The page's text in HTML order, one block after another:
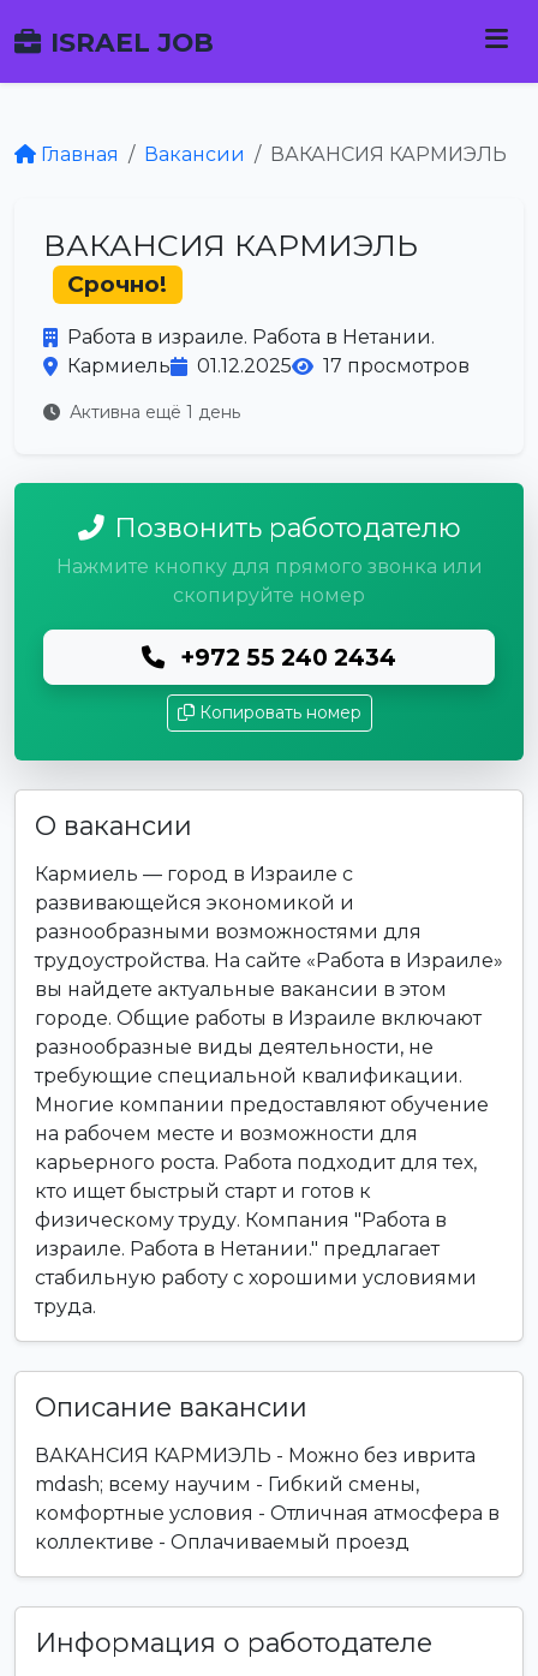
ISRAEL JOB
Главная Вакансии ВАКАНСИЯ КАРМИЭЛЬ
ВАКАНСИЯ КАРМИЭЛЬ
Срочно!
Работа в израиле. Работа в Нетании.
Кармиель
01.12.2025 17 просмотров
Активна ещё 1 день
Позвонить работодателю
Нажмите кнопку для прямого звонка или
скопируйте номер
+972 55 240 2434
Копировать номер
О вакансии
Кармиель — город в Израиле с
развивающейся экономикой и
разнообразными возможностями для
трудоустройства. На сайте «Работа в Израиле»
вы найдете актуальные вакансии в этом
городе. Общие работы в Израиле включают
разнообразные виды деятельности, не
требующие специальной квалификации.
Многие компании предоставляют обучение
на рабочем месте и возможности для
карьерного роста. Работа подходит для тех,
кто ищет быстрый старт и готов к
физическому труду. Компания "Работа в
израиле. Работа в Нетании." предлагает
стабильную работу с хорошими условиями
труда.
Описание вакансии
ВАКАНСИЯ КАРМИЭЛЬ - Можно без иврита
mdash; всему научим - Гибкий смены,
комфортные условия - Отличная атмосфера в
коллективе - Оплачиваемый проезд
Информация о работодателе